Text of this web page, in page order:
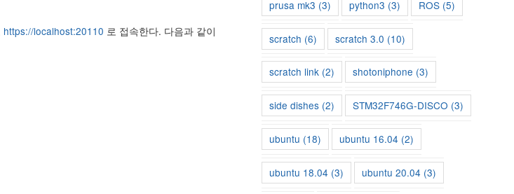
https://localhost:20110 로 접속한다. 다음과 같이
prusa mk3 (3) python3 (3) ROS (5)
scratch (6) scratch 3.0 (10)
scratch link (2) shotoniphone (3)
side dishes (2) STM32F746G-DISCO (3)
ubuntu (18) ubuntu 16.04 (2)
ubuntu 18.04 (3) ubuntu 20.04 (3)